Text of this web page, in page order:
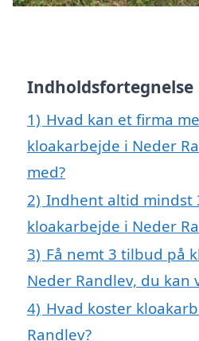
Indholdsfortegnelse
1) Hvad kan et firma
kloakarbejde i Neder
med?
2) Indhent altid mindst
kloakarbejde i Neder
3) Få nemt 3 tilbud på
Neder Randlev, du
4) Hvad koster
Randlev?